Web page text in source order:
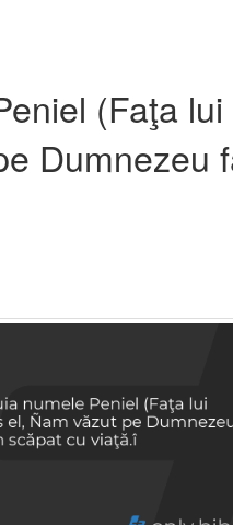
(Faţa lui
Dumnezeu